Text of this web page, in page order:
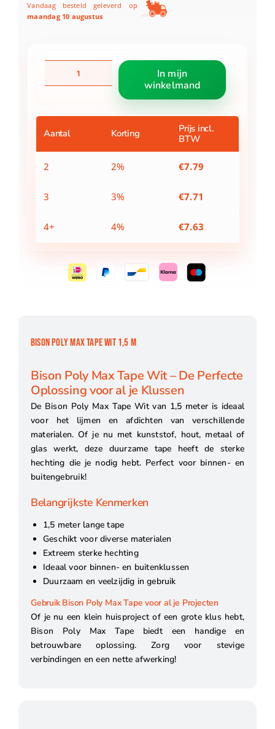
Vandaag besteld geleverd op
maandag 10 augustus
Poly
Wit
aantal
In mijn
winkelmand
Aantal Korting
Prijs incl.
BTW
2 2% €7.79
3 3% €7.71
4+ 4% €7.63
BISON POLY MAX TAPE WIT 1,5 M
Bison Poly Max Tape Wit – De Perfecte
Oplossing voor al je Klussen
De Bison Poly Max Tape Wit van 1,5 meter is ideaal
voor het lijmen en afdichten van verschillende
materialen. Of je nu met kunststof, hout, metaal of
glas werkt, deze duurzame tape heeft de sterke
hechting die je nodig hebt. Perfect voor binnen- en
buitengebruik!
Belangrijkste Kenmerken
1,5 meter lange tape
Geschikt voor diverse materialen
Extreem sterke hechting
Ideaal voor binnen- en buitenklussen
Duurzaam en veelzijdig in gebruik
Gebruik Bison Poly Max Tape voor al je Projecten
Of je nu een klein huisproject of een grote klus hebt,
Bison Poly Max Tape biedt een handige en
betrouwbare oplossing. Zorg voor stevige
verbindingen en een nette afwerking!